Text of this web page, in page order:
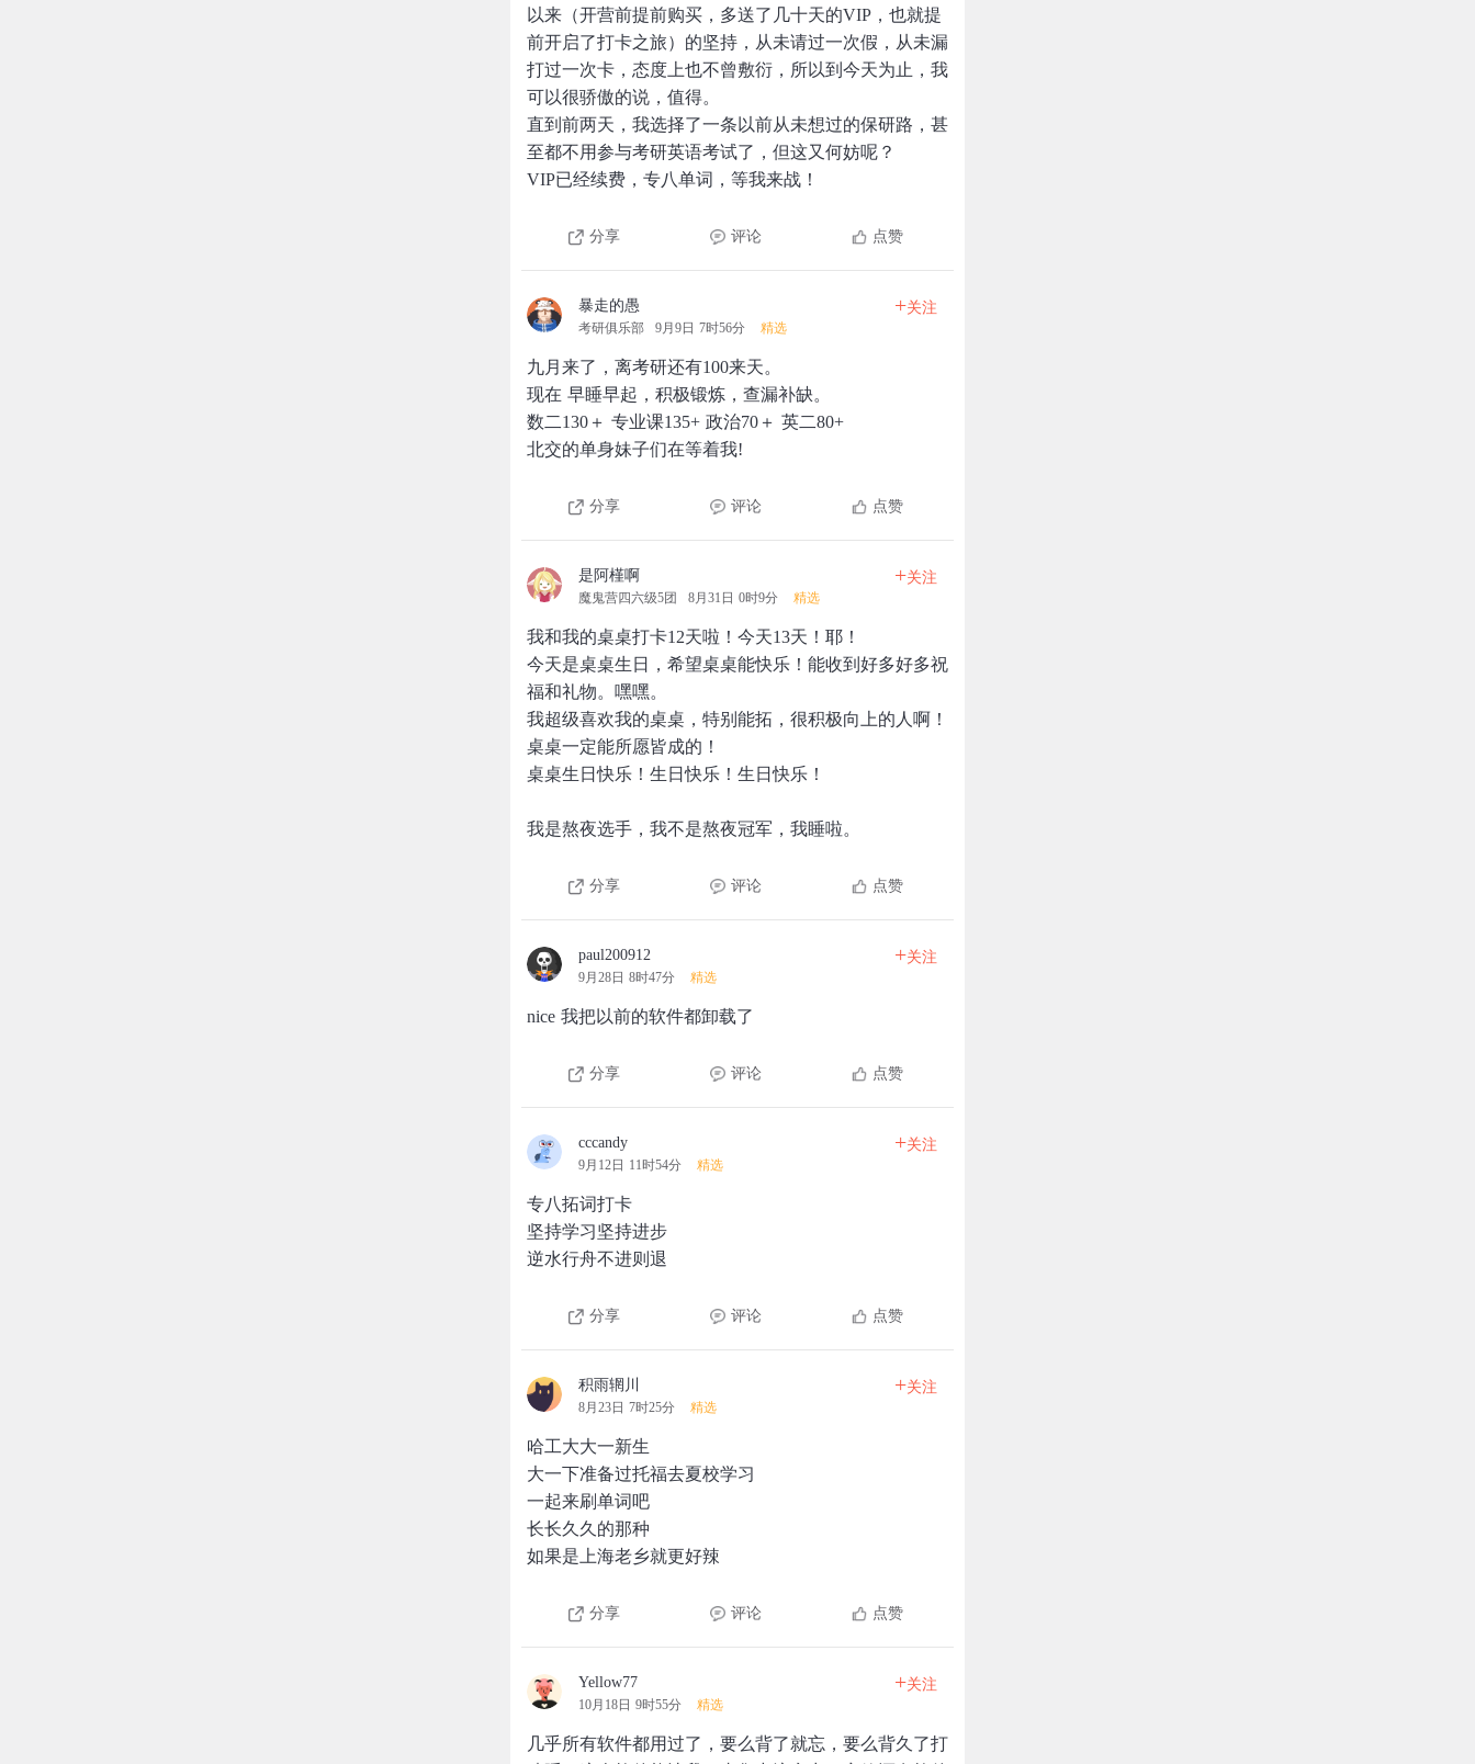
以来（开营前提前购买，多送了几十天的VIP，也就提
前开启了打卡之旅）的坚持，从未请过一次假，从未漏
打过一次卡，态度上也不曾敷衍，所以到今天为止，我
可以很骄傲的说，值得。
直到前两天，我选择了一条以前从未想过的保研路，甚
至都不用参与考研英语考试了，但这又何妨呢？
VIP已经续费，专八单词，等我来战！
分享 评论 点赞
暴走的愚
考研俱乐部 9月9日 7时56分 精选
+关注
九月来了，离考研还有100来天。
现在 早睡早起，积极锻炼，查漏补缺。
数二130＋ 专业课135+ 政治70＋ 英二80+
北交的单身妹子们在等着我!
分享 评论 点赞
是阿槿啊
魔鬼营四六级5团 8月31日 0时9分 精选
+关注
我和我的桌桌打卡12天啦！今天13天！耶！
今天是桌桌生日，希望桌桌能快乐！能收到好多好多祝
福和礼物。嘿嘿。
我超级喜欢我的桌桌，特别能拓，很积极向上的人啊！
桌桌一定能所愿皆成的！
桌桌生日快乐！生日快乐！生日快乐！
我是熬夜选手，我不是熬夜冠军，我睡啦。
分享 评论 点赞
paul200912
9月28日 8时47分 精选
+关注
nice 我把以前的软件都卸载了
分享 评论 点赞
cccandy
9月12日 11时54分 精选
+关注
专八拓词打卡
坚持学习坚持进步
逆水行舟不进则退
分享 评论 点赞
积雨辋川
8月23日 7时25分 精选
+关注
哈工大大一新生
大一下准备过托福去夏校学习
一起来刷单词吧
长长久久的那种
如果是上海老乡就更好辣
分享 评论 点赞
Yellow77
10月18日 9时55分 精选
+关注
几乎所有软件都用过了，要么背了就忘，要么背久了打